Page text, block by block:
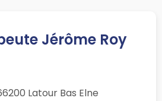
Jérôme Roy
Latour Bas Elne